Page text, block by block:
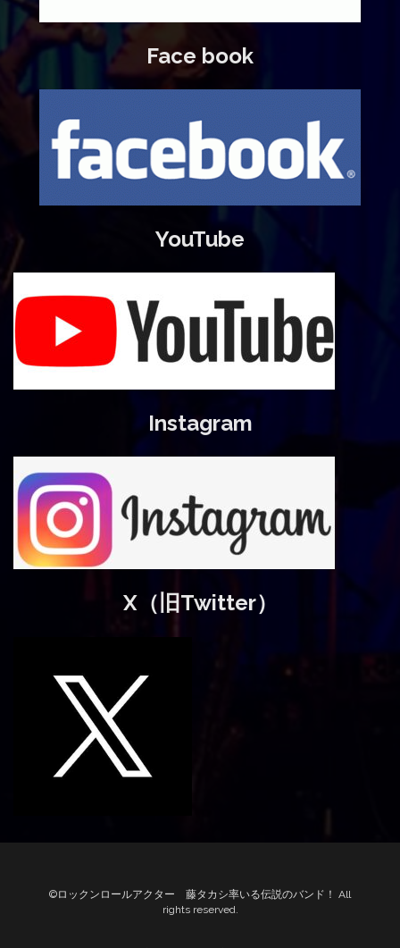
Face book
YouTube
Instagram
X（旧Twitter）
©ロックンロールアクター 藤タカシ率いる伝説のバンド！ All
rights reserved.